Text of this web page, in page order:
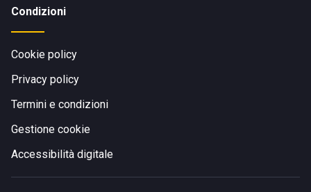
Condizioni
Cookie policy
Privacy policy
Termini e condizioni
Gestione cookie
Accessibilità digitale